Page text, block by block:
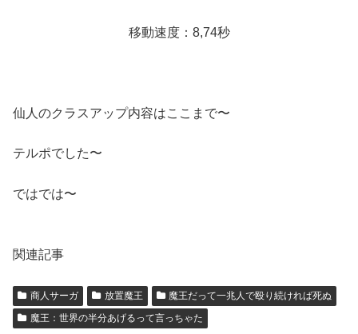
移動速度：8,74秒
仙人のクラスアップ内容はここまで〜
テルポでした〜
ではでは〜
関連記事
商人サーガ 放置魔王
魔王だって一兆人で殴り続ければ死ぬ
魔王：世界の半分あげるって言っちゃた